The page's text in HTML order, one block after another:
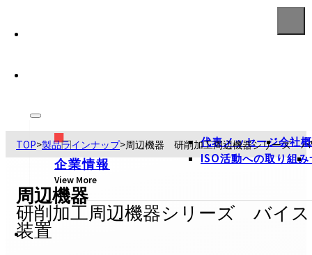
企業情報
View More
代表メッセージ会社
ISO活動への取り組み
TOP>製品ラインナップ>周辺機器 研削加工周辺機器シリーズ バ
周辺機器
研削加工周辺機器シリーズ バイス
装置